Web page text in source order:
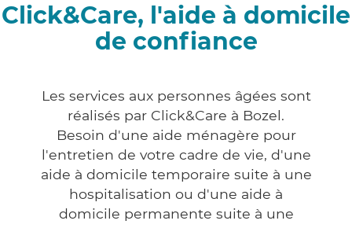
Click&Care, l'aide à domicile
de confiance
Les services aux personnes âgées sont
réalisés par Click&Care à Bozel.
Besoin d'une aide ménagère pour
l'entretien de votre cadre de vie, d'une
aide à domicile temporaire suite à une
hospitalisation ou d'une aide à
domicile permanente suite à une